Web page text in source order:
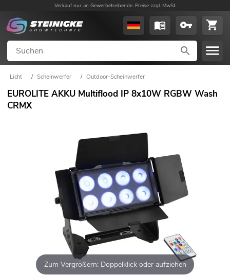
Verkauf nur an Gewerbetreibende. Preise zzgl. MwSt.
Licht / Scheinwerfer / Outdoor-Scheinwerfer
EUROLITE AKKU Multiflood IP 8x10W RGBW Wash
CRMX
Zum Vergrößern: Doppelklick oder aufziehen